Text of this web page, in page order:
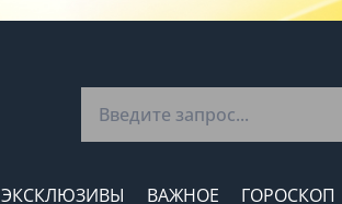
ЭКСКЛЮЗИВЫ ВАЖНОЕ ГОРОСКОП